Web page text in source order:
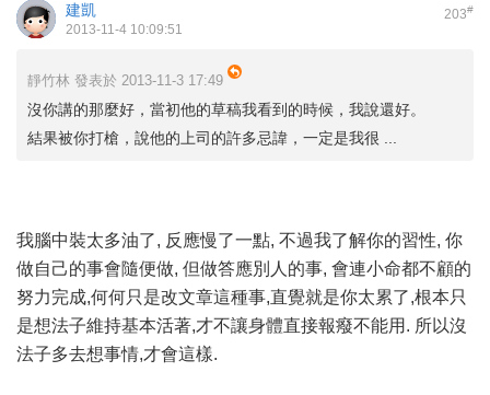
203#
建凱
2013-11-4 10:09:51
靜竹林 發表於 2013-11-3 17:49
沒你講的那麼好，當初他的草稿我看到的時候，我說還好。
結果被你打槍，說他的上司的許多忌諱，一定是我很 ...
我腦中裝太多油了, 反應慢了一點, 不過我了解你的習性, 你
做自己的事會隨便做, 但做答應別人的事, 會連小命都不顧的
努力完成,何何只是改文章這種事,直覺就是你太累了,根本只
是想法子維持基本活著,才不讓身體直接報癈不能用. 所以沒
法子多去想事情,才會這樣.